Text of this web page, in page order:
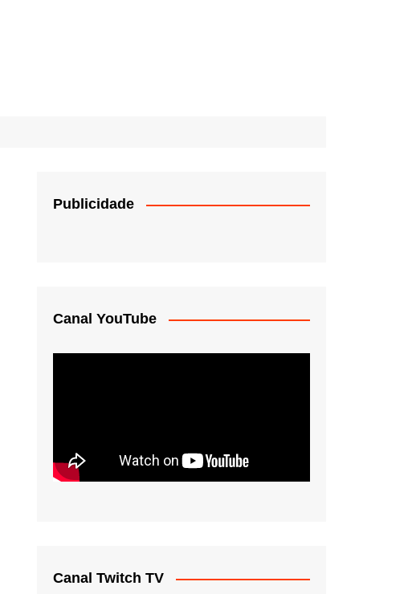
Publicidade
Canal YouTube
Canal Twitch TV